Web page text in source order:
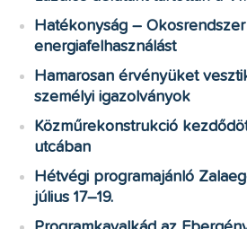
Hatékonyság –
energiafelhasználást
Hamarosan érvényüket
személyi igazolványok
Közműrekonstrukció
utcában
Hétvégi programajánló
július 17–19.